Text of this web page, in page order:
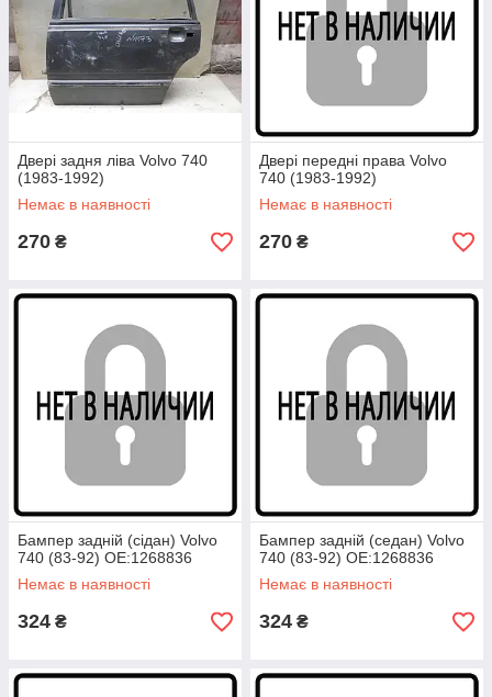
Двері задня ліва Volvo 740
(1983-1992)
Немає в наявності
270 ₴
Двері передні права Volvo
740 (1983-1992)
Немає в наявності
270 ₴
Бампер задній (сідан) Volvo
740 (83-92) OE:1268836
Немає в наявності
324 ₴
Бампер задній (седан) Volvo
740 (83-92) OE:1268836
Немає в наявності
324 ₴